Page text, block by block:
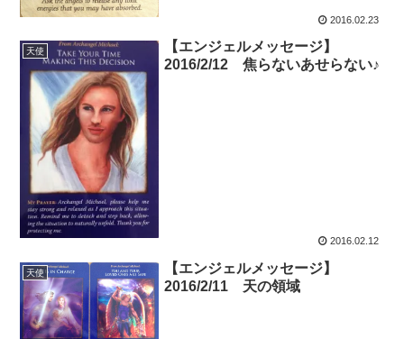
2016.02.23
天使
【エンジェルメッセージ】
2016/2/12 焦らないあせらない♪
2016.02.12
天使
【エンジェルメッセージ】
2016/2/11 天の領域